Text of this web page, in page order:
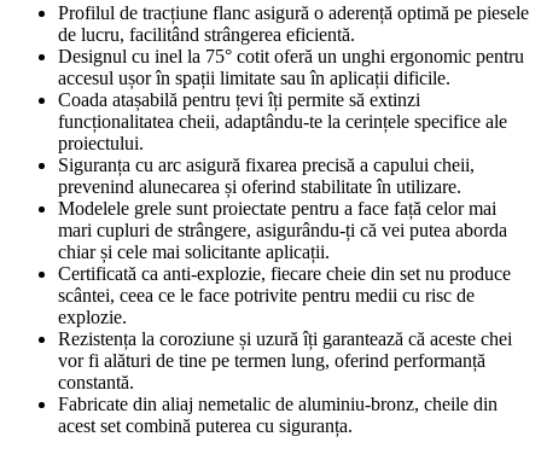
Profilul de tracțiune flanc asigură o aderență optimă pe piesele
de lucru, facilitând strângerea eficientă.
Designul cu inel la 75° cotit oferă un unghi ergonomic pentru
accesul ușor în spații limitate sau în aplicații dificile.
Coada atașabilă pentru țevi îți permite să extinzi
funcționalitatea cheii, adaptându-te la cerințele specifice ale
proiectului.
Siguranța cu arc asigură fixarea precisă a capului cheii,
prevenind alunecarea și oferind stabilitate în utilizare.
Modelele grele sunt proiectate pentru a face față celor mai
mari cupluri de strângere, asigurându-ți că vei putea aborda
chiar și cele mai solicitante aplicații.
Certificată ca anti-explozie, fiecare cheie din set nu produce
scântei, ceea ce le face potrivite pentru medii cu risc de
explozie.
Rezistența la coroziune și uzură îți garantează că aceste chei
vor fi alături de tine pe termen lung, oferind performanță
constantă.
Fabricate din aliaj nemetalic de aluminiu-bronz, cheile din
acest set combină puterea cu siguranța.